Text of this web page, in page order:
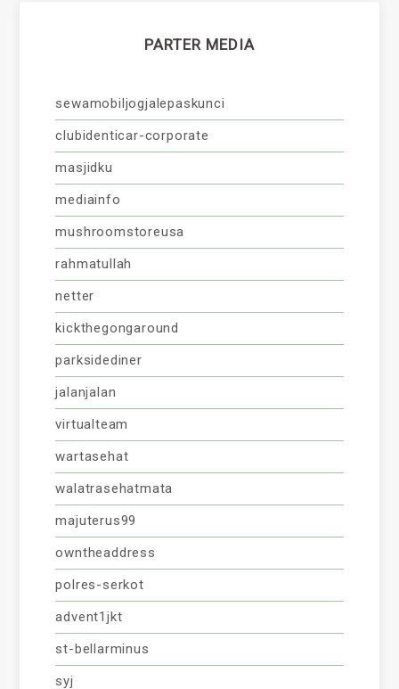
PARTER MEDIA
sewamobiljogjalepaskunci
clubidenticar-corporate
masjidku
mediainfo
mushroomstoreusa
rahmatullah
netter
kickthegongaround
parksidediner
jalanjalan
virtualteam
wartasehat
walatrasehatmata
majuterus99
owntheaddress
polres-serkot
advent1jkt
st-bellarminus
syj